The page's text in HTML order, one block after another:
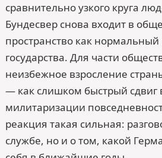
сравнительно узкого круга
Бундесвер снова входит в
пространство как
государства. Для части
неизбежное взросление
— как слишком быстрый сдвиг
милитаризации
реакция такая сильная:
службе, но и о том, какой